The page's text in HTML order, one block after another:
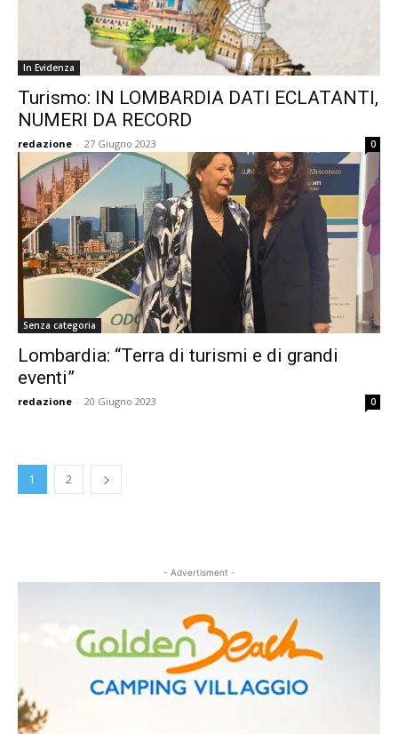
In Evidenza
Turismo: IN LOMBARDIA DATI ECLATANTI,
NUMERI DA RECORD
redazione - 27 Giugno 2023 0
Senza categoria
Lombardia: “Terra di turismi e di grandi
eventi”
redazione - 20 Giugno 2023 0
1 2
- Advertisment -